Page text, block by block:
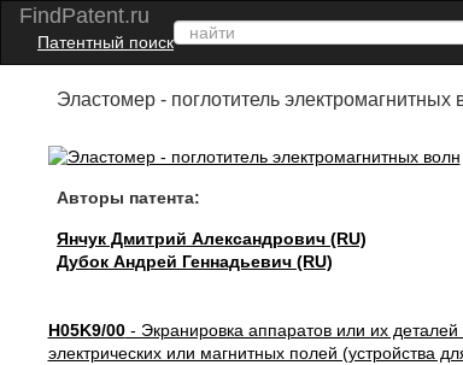
FindPatent.ru
Патентный поиск
Эластомер - поглотитель электромагнитных
Авторы патента:
Янчук Дмитрий Александрович (RU)
Дубок Андрей Геннадьевич (RU)
H05K9/00- Экранировка аппаратов или их деталей
электрических или магнитных полей (устройства